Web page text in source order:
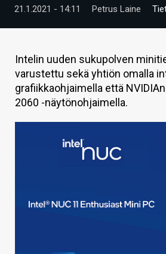
TIETOA
KAUPPA
VAIHDA TEEMA
21.1.2021 - 14:11 Petrus Laine
Intelin uuden sukupolven
varustettu sekä yhtiön omalla
grafiikkaohjaimella että
2060 -näytönohjaimella.